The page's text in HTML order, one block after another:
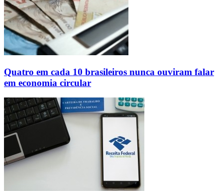
Quatro em cada 10 brasileiros nunca ouviram falar
em economia circular